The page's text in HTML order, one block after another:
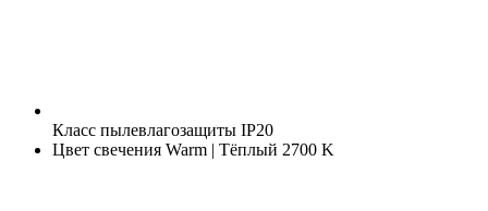
Класс пылевлагозащиты IP20
Цвет свечения Warm | Тёплый 2700 K